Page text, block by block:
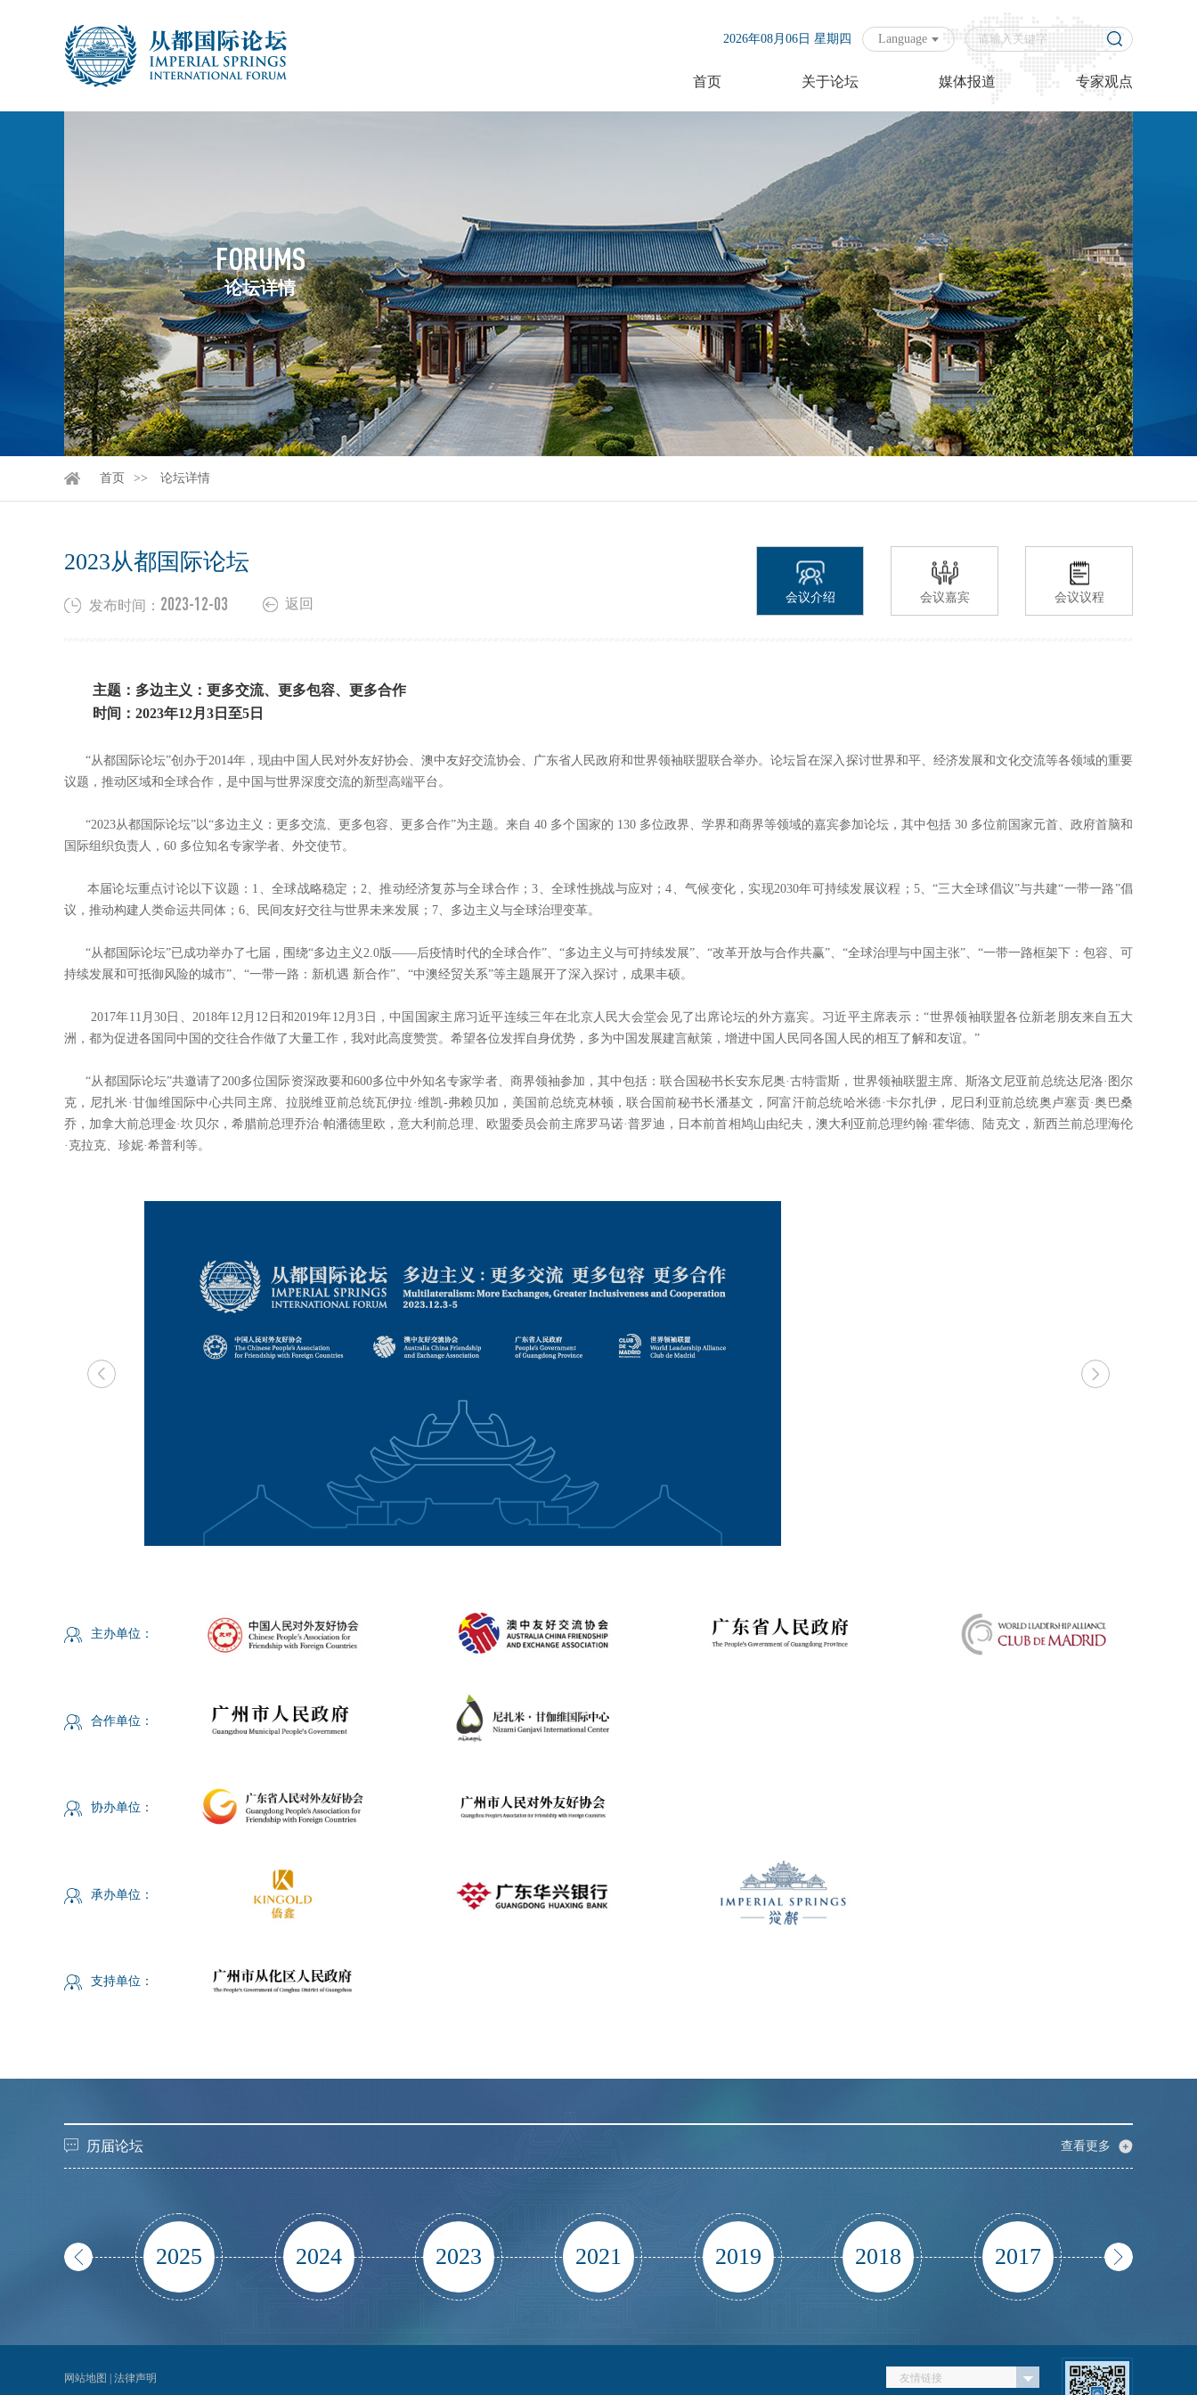
Language
2026年08月06日 星期四
首页 关于论坛 媒体报道 专家观点
FORUMS
论坛详情
首页 论坛详情
会议介绍 会议嘉宾 会议议程
2023从都国际论坛
发布时间： 2023-12-03 返回
主题：多边主义：更多交流、更多包容、更多合作
时间：2023年12月3日至5日
“从都国际论坛”创办于2014年，现由中国人民对外友好协会、澳中友好交流协会、广东省人民政府和世界领袖联盟联合举办。论坛旨在深入探讨世界和平、经济发展和文化交流等各领域的重要
议题，推动区域和全球合作，是中国与世界深度交流的新型高端平台。
“2023从都国际论坛”以“多边主义：更多交流、更多包容、更多合作”为主题。来自 40 多个国家的 130 多位政界、学界和商界等领域的嘉宾参加论坛，其中包括 30 多位前国家元首、政府首脑和
国际组织负责人，60 多位知名专家学者、外交使节。
本届论坛重点讨论以下议题：1、全球战略稳定；2、推动经济复苏与全球合作；3、全球性挑战与应对；4、气候变化，实现2030年可持续发展议程；5、“三大全球倡议”与共建“一带一路”倡
议，推动构建人类命运共同体；6、民间友好交往与世界未来发展；7、多边主义与全球治理变革。
“从都国际论坛”已成功举办了七届，围绕“多边主义2.0版——后疫情时代的全球合作”、“多边主义与可持续发展”、“改革开放与合作共赢”、“全球治理与中国主张”、“一带一路框架下：包容、可
持续发展和可抵御风险的城市”、“一带一路：新机遇 新合作”、“中澳经贸关系”等主题展开了深入探讨，成果丰硕。
2017年11月30日、2018年12月12日和2019年12月3日，中国国家主席习近平连续三年在北京人民大会堂会见了出席论坛的外方嘉宾。习近平主席表示：“世界领袖联盟各位新老朋友来自五大
洲，都为促进各国同中国的交往合作做了大量工作，我对此高度赞赏。希望各位发挥自身优势，多为中国发展建言献策，增进中国人民同各国人民的相互了解和友谊。”
“从都国际论坛”共邀请了200多位国际资深政要和600多位中外知名专家学者、商界领袖参加，其中包括：联合国秘书长安东尼奥·古特雷斯，世界领袖联盟主席、斯洛文尼亚前总统达尼洛·图尔
克，尼扎米·甘伽维国际中心共同主席、拉脱维亚前总统瓦伊拉·维凯-弗赖贝加，美国前总统克林顿，联合国前秘书长潘基文，阿富汗前总统哈米德·卡尔扎伊，尼日利亚前总统奥卢塞贡·奥巴桑
乔，加拿大前总理金·坎贝尔，希腊前总理乔治·帕潘德里欧，意大利前总理、欧盟委员会前主席罗马诺·普罗迪，日本前首相鸠山由纪夫，澳大利亚前总理约翰·霍华德、陆克文，新西兰前总理海伦
·克拉克、珍妮·希普利等。
主办单位：
合作单位：
协办单位：
承办单位：
支持单位：
历届论坛 查看更多
2025 2024 2023 2021 2019 2018 2017
网站地图 法律声明 友情链接